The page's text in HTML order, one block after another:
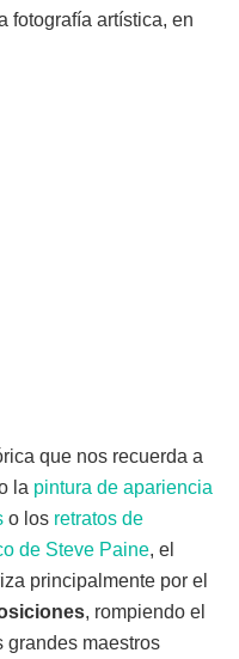
fotografía artística, en
que nos recuerda a
la pintura de apariencia
o los retratos de
de Steve Paine, el
principalmente por el
, rompiendo el
grandes maestros